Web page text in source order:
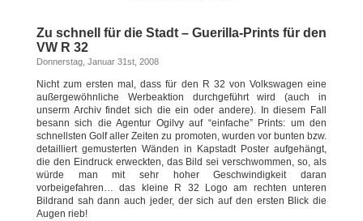
Zu schnell für die Stadt – Guerilla-Prints für den
VW R 32
Donnerstag, Januar 31st, 2008
Nicht zum ersten mal, dass für den R 32 von Volkswagen eine
außergewöhnliche Werbeaktion durchgeführt wird (auch in
unserm Archiv findet sich die ein oder andere). In diesem Fall
besann sich die Agentur Ogilvy auf “einfache” Prints: um den
schnellsten Golf aller Zeiten zu promoten, wurden vor bunten bzw.
detailliert gemusterten Wänden in Kapstadt Poster aufgehängt,
die den Eindruck erweckten, das Bild sei verschwommen, so, als
würde man mit sehr hoher Geschwindigkeit daran
vorbeigefahren… das kleine R 32 Logo am rechten unteren
Bildrand sah dann auch jeder, der sich auf den ersten Blick die
Augen rieb!